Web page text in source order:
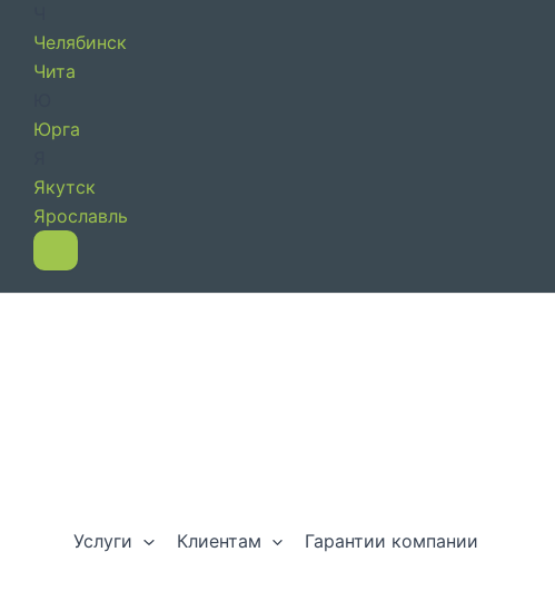
Челябинск
Чита
Юрга
Якутск
Ярославль
Услуги Клиентам Гарантии компании